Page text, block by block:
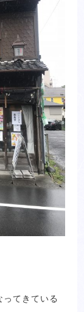
てきている